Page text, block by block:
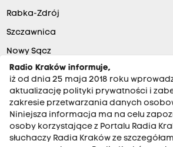
Rabka-Zdrój
Szczawnica
Nowy Sącz
Radio Kraków informuje,
iż od dnia 25 maja 2018 roku
aktualizację polityki prywatności i
zakresie przetwarzania danych
Niniejsza informacja ma na celu
osoby korzystające z Portalu Radia
słuchaczy Radia Kraków ze